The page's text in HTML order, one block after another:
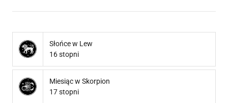
Słońce w Lew
16 stopni
Miesiąc w Skorpion
17 stopni